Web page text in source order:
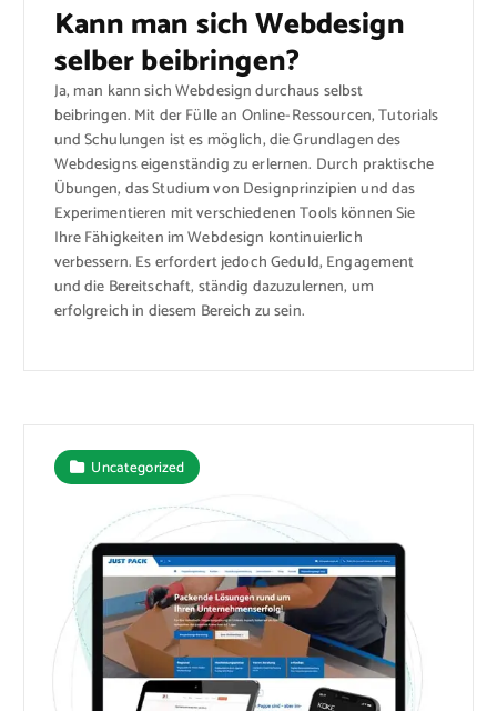
Kann man sich Webdesign
selber beibringen?
Ja, man kann sich Webdesign durchaus selbst
beibringen. Mit der Fülle an Online-Ressourcen, Tutorials
und Schulungen ist es möglich, die Grundlagen des
Webdesigns eigenständig zu erlernen. Durch praktische
Übungen, das Studium von Designprinzipien und das
Experimentieren mit verschiedenen Tools können Sie
Ihre Fähigkeiten im Webdesign kontinuierlich
verbessern. Es erfordert jedoch Geduld, Engagement
und die Bereitschaft, ständig dazuzulernen, um
erfolgreich in diesem Bereich zu sein.
Uncategorized